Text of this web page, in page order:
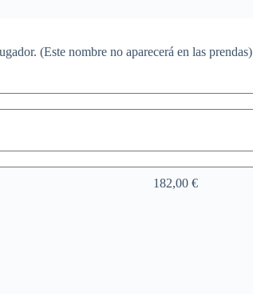
(Este nombre no aparecerá en las prendas)
182,00 €